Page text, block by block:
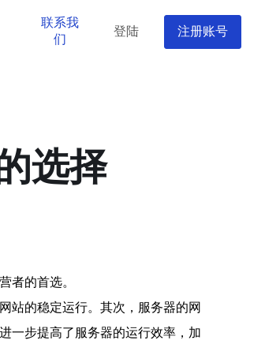
联系我
们
登陆 注册账号
选择
者的首选。
站的稳定运行。其次，服务器的网
一步提高了服务器的运行效率，加